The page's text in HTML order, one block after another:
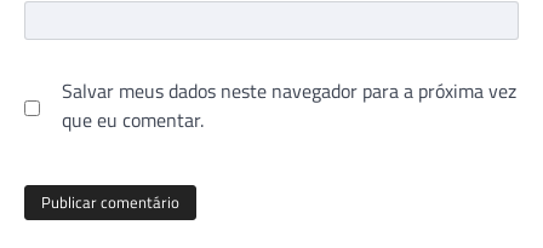
Salvar meus dados neste navegador para a próxima vez
que eu comentar.